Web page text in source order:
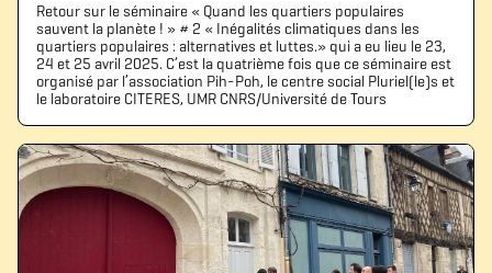
Retour sur le séminaire « Quand les quartiers populaires
sauvent la planète ! » # 2 « Inégalités climatiques dans les
quartiers populaires : alternatives et luttes.» qui a eu lieu le 23,
24 et 25 avril 2025. C’est la quatrième fois que ce séminaire est
organisé par l’association Pih-Poh, le centre social Pluriel(le)s et
le laboratoire CITERES, UMR CNRS/Université de Tours